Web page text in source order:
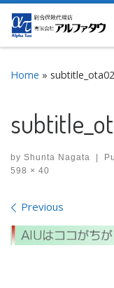
Skip to content
Home »
by Shunta Nagata |
598 × 40
Images
Previous